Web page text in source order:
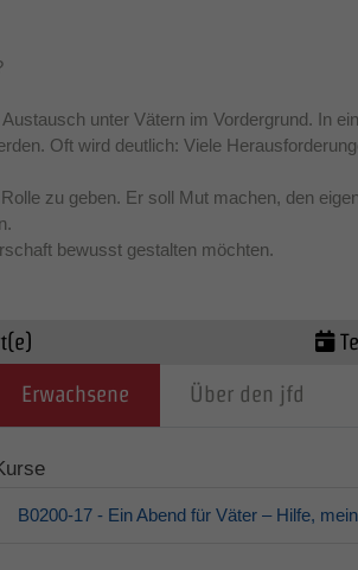
unter Vätern im Vordergrund. In
Oft wird deutlich: Viele
zu geben. Er soll Mut machen, den
bewusst gestalten möchten.
Erwachsene Über den jfd
B0200-17 - Ein Abend für Väter – Hilfe,